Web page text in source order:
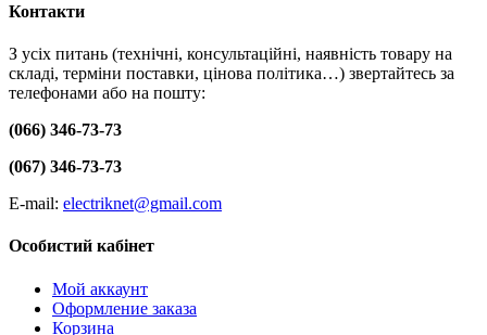
Контакти
З усіх питань (технічні, консультаційні, наявність товару на
складі, терміни поставки, цінова політика…) звертайтесь за
телефонами або на пошту:
(066) 346-73-73
(067) 346-73-73
E-mail: electriknet@gmail.com
Особистий кабінет
Мой аккаунт
Оформление заказа
Корзина